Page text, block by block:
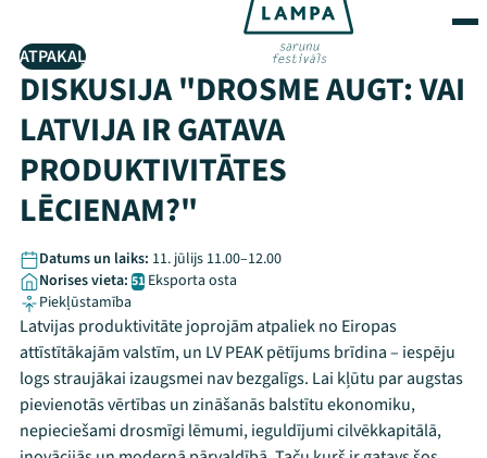
ATPAKAĻ
DISKUSIJA "DROSME AUGT: VAI
LATVIJA IR GATAVA
PRODUKTIVITĀTES
LĒCIENAM?"
Datums un laiks: 11. jūlijs 11.00–12.00
Norises vieta: 51 Eksporta osta
Piekļūstamība
Latvijas produktivitāte joprojām atpaliek no Eiropas
attīstītākajām valstīm, un LV PEAK pētījums brīdina – iespēju
logs straujākai izaugsmei nav bezgalīgs. Lai kļūtu par augstas
pievienotās vērtības un zināšanās balstītu ekonomiku,
nepieciešami drosmīgi lēmumi, ieguldījumi cilvēkkapitālā,